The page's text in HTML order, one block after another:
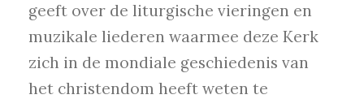
geeft over de liturgische vieringen en
muzikale liederen waarmee deze Kerk
zich in de mondiale geschiedenis van
het christendom heeft weten te